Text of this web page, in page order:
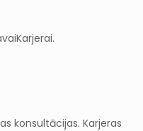
konsultācijas. Karjeras